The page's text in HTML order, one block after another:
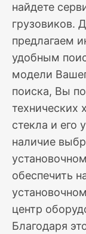
найдете
грузовиков.
предлагаем
удобным
модели
поиска, Вы
технических
стекла и его
наличие
обеспечить
центр
Благодаря